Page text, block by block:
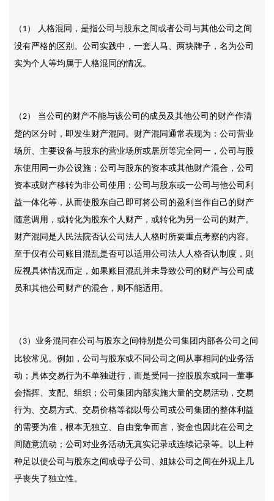
（ 1） 人格混同，是指公司与股东之间或者公司与其他公司之间
没有严格的区别。公司实践中，一套人马、两块牌子，名为公司
实为个人等均属于人格混同的情况。
（2） 当公司的财产不能与该公司的成员及其他公司的财产作清
楚的区分时，即发生财产混同。财产混同通常表现为：公司营业
场所、主要设备与股东的营业场所或居所等完全同一，公司与股
东使用同一办公设施；公司与股东的资本或其他财产混合，公司
资本或财产移转为非公司使用；公司与股东或一公司与他公司利
益一体化等，从而使股东自己即可将公司的盈利当作自己的财产
随意调用，或转化为股东个人财产，或转化为另一公司的财产。
财产混同是人民法院否认公司法人人格时所要重点考察的内容。
至于仅有公司账目混乱是否可以适用公司法人人格否认制度，则
应视具体情况而定，如果账目混乱并未导致公司的财产与公司成
员和其他公司财产的混合，则不能适用。
（ 3）业务混同在公司与股东之间特别是公司集团内部各公司之间
比较常见。例如，公司与股东或不同公司之间从事相同的业务活
动；具体交易行为不单独进行，而是受同一控股股东或同一董事
会指挥、支配、组织；公司集团内部实施大量的交易活动，交易
行为、交易方式、交易价格等都以母公司或公司集团的整体利益
的需要为准，根本无独立、自由竞争而言，资金也因此在公司之
间随意流动；公司对业务活动无真实记录或连续记录等。以上种
种足以使公司与股东之间或母子公司、姐妹公司之间在外观上几
乎丧失了独立性。